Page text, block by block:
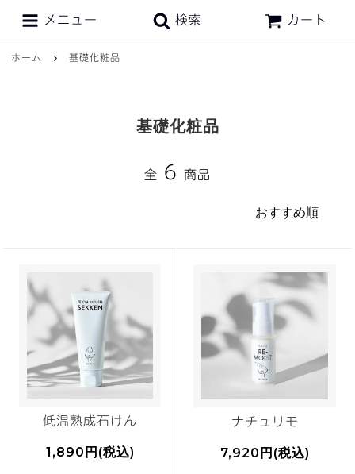
メニュー 検索 カート
ホーム 基礎化粧品
基礎化粧品
全 6 商品
低温熟成石けん
1,890円(税込)
ナチュリモ
7,920円(税込)